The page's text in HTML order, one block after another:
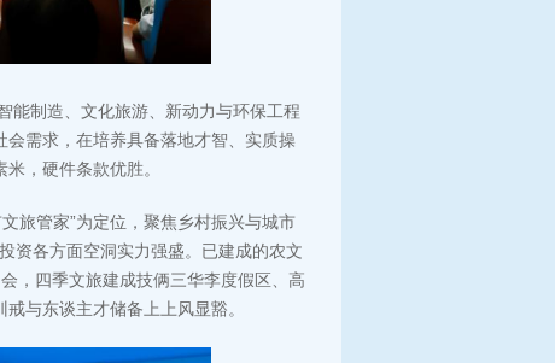
能制造、文化旅游、新动力与环保工程
需求，在培养具备落地才智、实质操
，硬件条款优胜。
旅管家”为定位，聚焦乡村振兴与城市
资各方面空洞实力强盛。已建成的农文
，四季文旅建成技俩三华李度假区、高
与东谈主才储备上上风显豁。